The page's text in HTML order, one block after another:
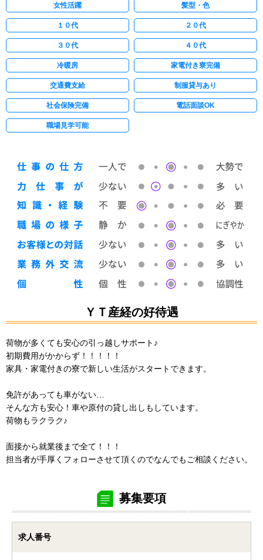
女性活躍 髪型・色
１０代 ２０代
３０代 ４０代
冷暖房 家電付き寮完備
交通費支給 制服貸与あり
社会保険完備 電話面談OK
職場見学可能
ＹＴ産経の好待遇
荷物が多くても安心の引っ越しサポート♪
初期費用がかからず！！！！！
家具・家電付きの寮で新しい生活がスタートできます。
免許があっても車がない…
そんな方も安心！車や原付の貸し出しもしています。
荷物もラクラク♪
面接から就業後まで全て！！！
担当者が手厚くフォローさせて頂くのでなんでもご相談ください。
募集要項
求人番号